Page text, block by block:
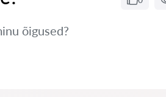
õigused?